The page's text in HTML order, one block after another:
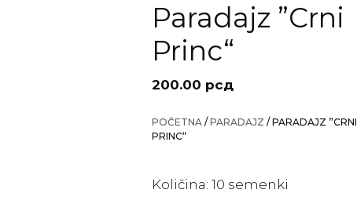
Paradajz ”Crni
Princ“
200.00 рсд
POČETNA /PARADAJZ / PARADAJZ ”CRNI
PRINC“
Količina: 10 semenki